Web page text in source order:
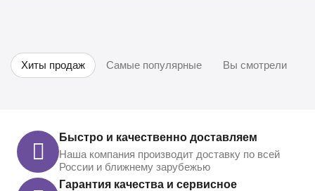
Хиты продаж Самые популярные Вы смотрели
Быстро и качественно доставляем
Наша компания производит доставку по всей
России и ближнему зарубежью
Гарантия качества и сервисное